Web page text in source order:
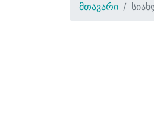
მთავარი